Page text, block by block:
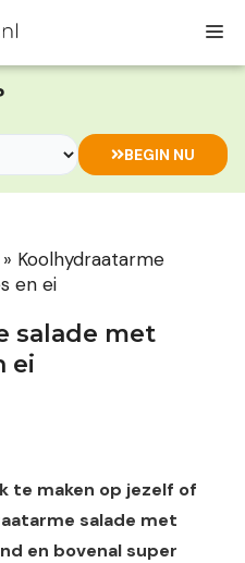
BEGIN NU
» Koolhydraatarme
en ei
salade met
ei
te maken op jezelf of
salade met
en bovenal super